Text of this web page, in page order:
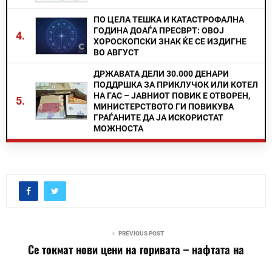
4.
ПО ЦЕЛА ТЕШКА И КАТАСТРОФАЛНА
ГОДИНА ДОАЃА ПРЕСВРТ: ОВОЈ
ХОРОСКОПСКИ ЗНАК ЌЕ СЕ ИЗДИГНЕ
ВО АВГУСТ
5.
ДРЖАВАТА ДЕЛИ 30.000 ДЕНАРИ
ПОДДРШКА ЗА ПРИКЛУЧОК ИЛИ КОТЕЛ
НА ГАС – ЈАВНИОТ ПОВИК Е ОТВОРЕН,
МИНИСТЕРСТВОТО ГИ ПОВИКУВА
ГРАЃАНИТЕ ДА ЈА ИСКОРИСТАТ
МОЖНОСТА
PREVIOUS POST
Се токмат нови цени на горивата – нафтата на